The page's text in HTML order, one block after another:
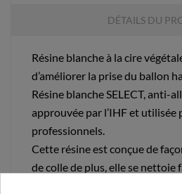
DÉTAILS DU
Résine blanche à la cire
d’améliorer la prise du ballon
Résine blanche SELECT, anti-
approuvée par l’IHF et utilisée
professionnels.
Cette résine est conçue de
de colle de plus, elle se nettoie